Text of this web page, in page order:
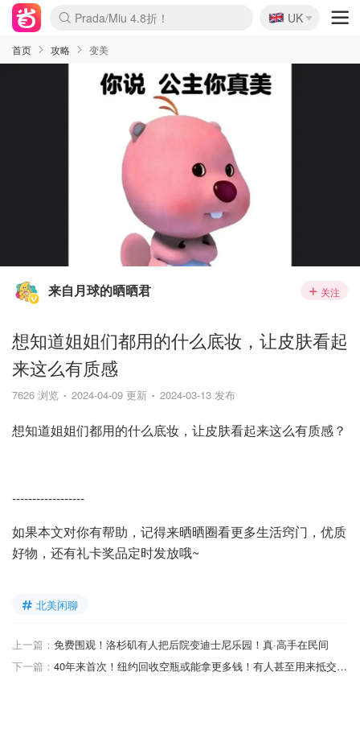
麦卢卡蜂蜜夏促！个位数！
Prada/Miu 4.8折！
啥？必胜客披萨5折！
🇬🇧
UK
首页 攻略 变美
来自月球的晒晒君 关注
想知道姐姐们都用的什么底妆，让皮肤看起
来这么有质感
7626 浏览 2024-04-09 更新 2024-03-13 发布
想知道姐姐们都用的什么底妆，让皮肤看起来这么有质感？
------------------
如果本文对你有帮助，记得来晒晒圈看更多生活窍门，优质
好物，还有礼卡奖品定时发放哦~
北美闲聊
上一篇： 免费围观！洛杉矶有人把后院变迪士尼乐园！真·高手在民间
下一篇：
40年来首次！纽约回收空瓶或能拿更多钱！有人甚至用来抵交房租